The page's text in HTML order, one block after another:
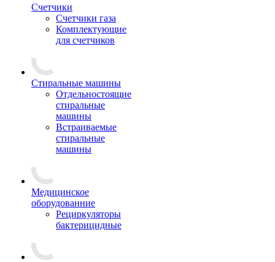
Счетчики
Счетчики газа
Комплектующие
для счетчиков
Стиральные машины
Отдельностоящие
стиральные
машины
Встраиваемые
стиральные
машины
Медицинское
оборудованние
Рециркуляторы
бактерицидные